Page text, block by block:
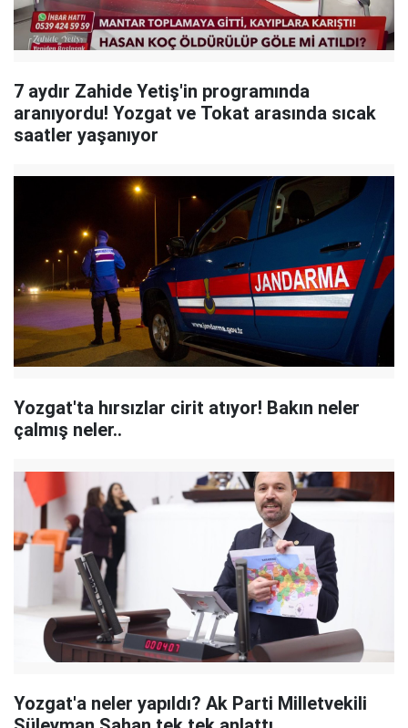
7 aydır Zahide Yetiş'in programında
aranıyordu! Yozgat ve Tokat arasında sıcak
saatler yaşanıyor
Yozgat'ta hırsızlar cirit atıyor! Bakın neler
çalmış neler..
Yozgat'a neler yapıldı? Ak Parti Milletvekili